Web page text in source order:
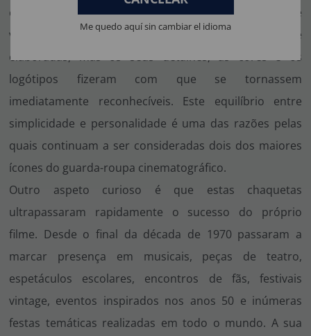
chaqueta preta dos T-Birds possuem uma identidade
visual muito forte. Não são peças excessivamente
elaboradas, mas os seus detalhes, as cores e os
logótipos fizeram com que se tornassem
imediatamente reconhecíveis. Este equilíbrio entre
simplicidade e personalidade é uma das razões pelas
quais continuam a ser consideradas dois dos maiores
ícones do guarda-roupa cinematográfico.
Outro aspeto curioso é que estas chaquetas
ultrapassaram rapidamente o sucesso do próprio
filme. Desde o final da década de 1970 passaram a
marcar presença em musicais, peças de teatro,
espetáculos escolares, encontros de fãs, festivais
vintage, eventos inspirados nos anos 50 e inúmeras
festas temáticas realizadas em todo o mundo. A sua
Me quedo aquí sin cambiar el idioma